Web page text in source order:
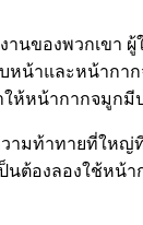
นของพวกเขา
บหน้าและหน้าก
ให้หน้ากากจมูก
ามท้าทายที่ใหญ่
นต้องลองใช้หน้